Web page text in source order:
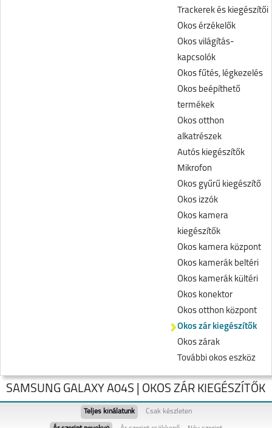
Trackerek és kiegészítői
Okos érzékelők
Okos világítás-
kapcsolók
Okos fűtés, légkezelés
Okos beépíthető
termékek
Okos otthon
alkatrészek
Autós kiegészítők
Mikrofon
Okos gyűrű kiegészítő
Okos izzók
Okos kamera
kiegészítők
Okos kamera központ
Okos kamerák beltéri
Okos kamerák kültéri
Okos konektor
Okos otthon központ
Okos zár kiegészítők
Okos zárak
További okos eszköz
SAMSUNG GALAXY A04S | OKOS ZÁR KIEGÉSZÍTŐK
Teljes kínálatunk Csak készleten